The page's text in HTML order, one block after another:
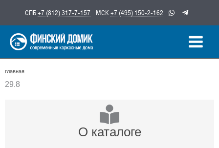
содержимому
СПБ+7 (812) 317-7-157 МСК +7 (495) 150-2-162
главная
29.8
О каталоге